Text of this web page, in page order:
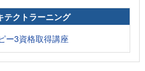
テクトラーニング
ー3資格取得講座